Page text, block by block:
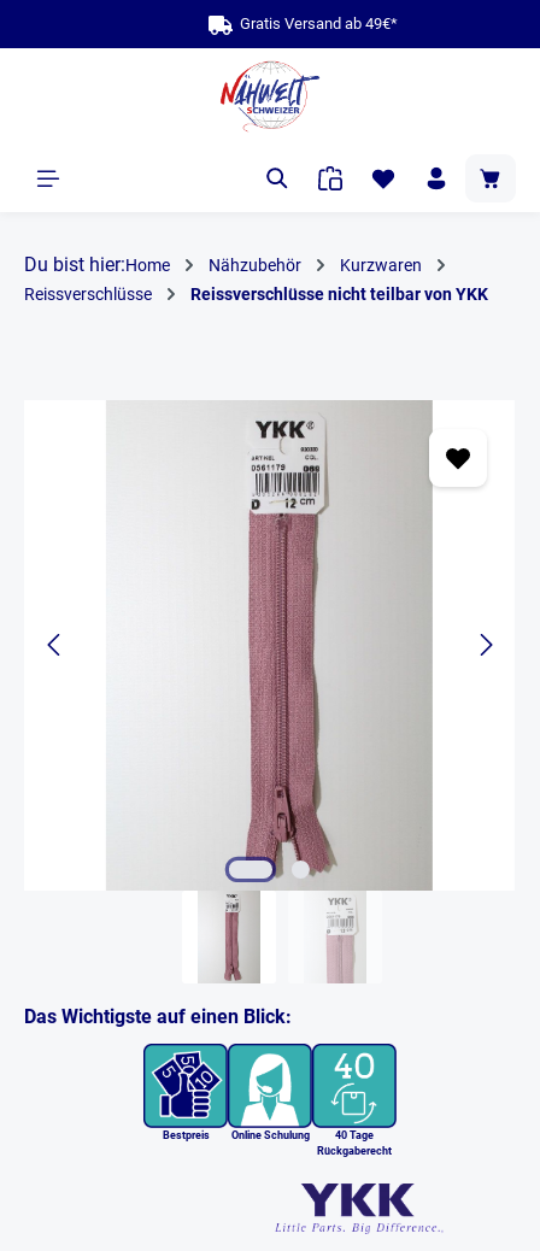
Du bist hier:Home Nähzubehör
Kurzwaren
Reissverschlüsse
Reissverschlüsse nicht teilbar von YKK
Das Wichtigste auf einen Blick:
Bestpreis Online Schulung
40 Tage
Rückgaberecht